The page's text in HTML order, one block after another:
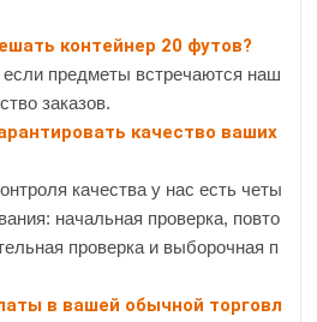
контейнер 20 футов?
предметы встречаются наш
заказов.
качество ваших
качества у нас есть четы
начальная проверка, повто
проверка и выборочная п
в вашей обычной торговл